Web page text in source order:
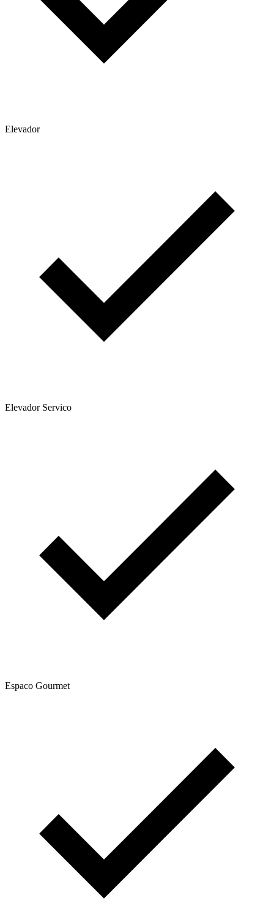
Elevador
Elevador Servico
Espaco Gourmet